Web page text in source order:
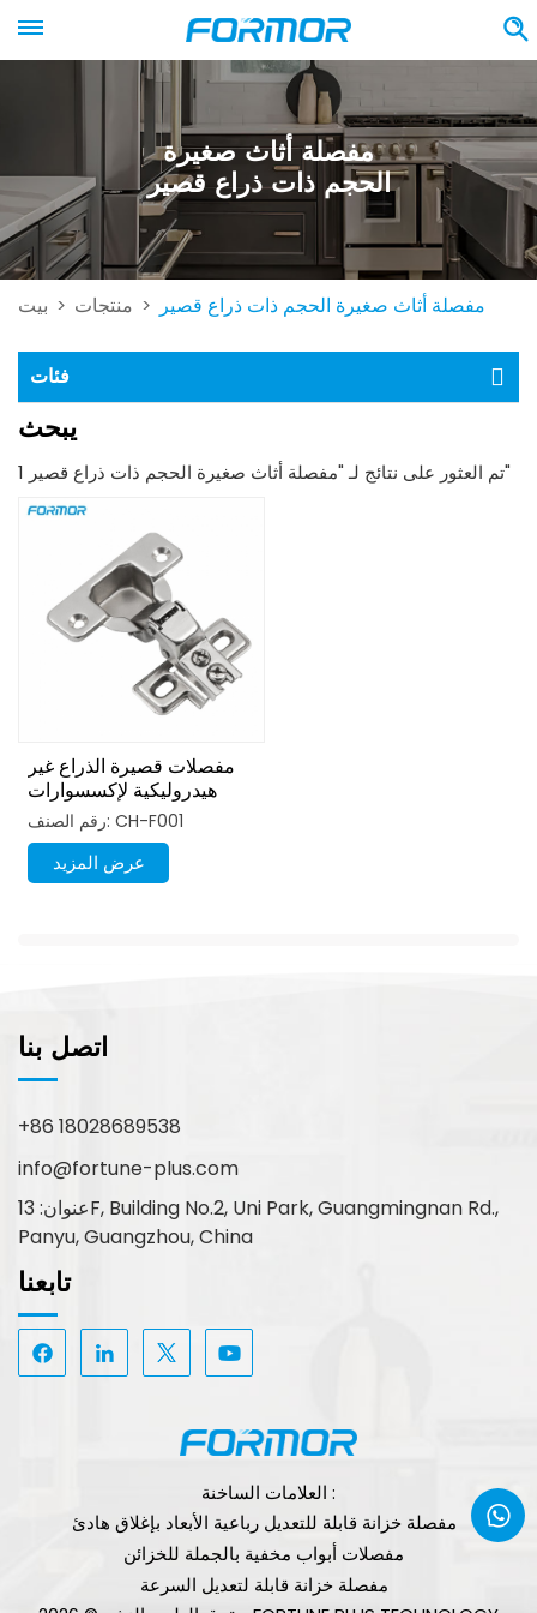
مفصلة أثاث صغيرة
الحجم ذات ذراع قصير
بيت > منتجات > مفصلة أثاث صغيرة الحجم ذات ذراع قصير
فئات
يبحث
1 تم العثور على نتائج لـ "مفصلة أثاث صغيرة الحجم ذات ذراع قصير"
مفصلات قصيرة الذراع غير
هيدروليكية لإكسسوارات
الأثاث للمطبخرقم الصنف: CH-F001
عرض المزيد
اتصل بنا
+86 18028689538
info@fortune-plus.com
عنوان: 13F, Building No.2, Uni Park, Guangmingnan Rd.,
Panyu, Guangzhou, China
تابعنا
العلامات الساخنة :
مفصلة خزانة قابلة للتعديل رباعية الأبعاد بإغلاق هادئ
مفصلات أبواب مخفية بالجملة للخزائن
مفصلة خزانة قابلة لتعديل السرعة